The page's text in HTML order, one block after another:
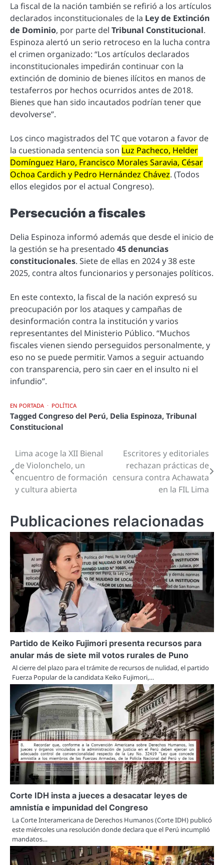
La fiscal de la nación también se refirió a los artículos
declarados inconstitucionales de la Ley de Extinción
de Dominio, por parte del Tribunal Constitucional.
Espinoza alertó un serio retroceso en la lucha contra
el crimen organizado: “Los artículos declarados
inconstitucionales impedirán continuar con la
extinción de dominio de bienes ilícitos en manos de
testaferros por hechos ocurridos antes de 2018.
Bienes que han sido incautados podrían tener que
devolverse”.
Los cinco magistrados del TC que votaron a favor de
la cuestionada sentencia son Luz Pacheco, Helder
Domínguez Haro, Francisco Morales Saravia, César
Ochoa Cardich y Pedro Hernández Chávez. (Todos
ellos elegidos por el actual Congreso).
Persecución a fiscales
Delia Espinoza informó además que desde el inicio de
la gestión se ha presentado 45 denuncias
constitucionales. Siete de ellas en 2024 y 38 este
2025, contra altos funcionarios y personajes políticos.
En este contexto, la fiscal de la nación expresó su
preocupación por los ataques y campañas de
desinformación contra la institución y varios
representantes del Ministerio Público. “Muchos
fiscales vienen siendo perseguidos personalmente, y
eso no se puede permitir. Vamos a seguir actuando
con transparencia, pero sin caer en el insulto ni el
infundio”.
EN PORTADA POLÍTICA
Tagged Congreso del Perú, Delia Espinoza, Tribunal
Constitucional
Navegación
de
entradas
Lima acoge la XII Bienal
de Violonchelo, un
encuentro de formación
y cultura abierta
Escritores y editoriales
rechazan prácticas de
censura contra Achawata
en la FIL Lima
Publicaciones relacionadas
Partido de Keiko Fujimori presenta recursos para
anular más de siete mil votos rurales de Puno
Al cierre del plazo para el trámite de recursos de nulidad, el partido
Fuerza Popular de la candidata Keiko Fujimori,…
Corte IDH insta a jueces a desacatar leyes de
amnistía e impunidad del Congreso
La Corte Interamericana de Derechos Humanos (Corte IDH) publicó
este miércoles una resolución donde declara que el Perú incumplió
mandatos…